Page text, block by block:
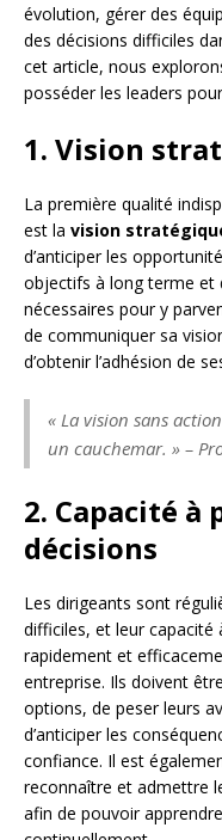
évolution, gérer des
des décisions difficiles
cet article, nous
posséder les leaders
1. Vision
La première qualité
est la vision
d’anticiper les
objectifs à long terme et
nécessaires pour y
de communiquer sa
d’obtenir l’adhésion de
« La vision sans
un cauchemar. » –
2. Capacité à
décisions
Les dirigeants sont
difficiles, et leur capacité
rapidement et
entreprise. Ils doivent
options, de peser leurs
d’anticiper les
confiance. Il est
reconnaître et admettre
afin de pouvoir